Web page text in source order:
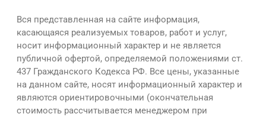
Вся представленная на сайте информация,
касающаяся реализуемых товаров, работ и услуг,
носит информационный характер и не является
публичной офертой, определяемой положениями ст.
437 Гражданского Кодекса РФ. Все цены, указанные
на данном сайте, носят информационный характер и
являются ориентировочными (окончательная
стоимость рассчитывается менеджером при